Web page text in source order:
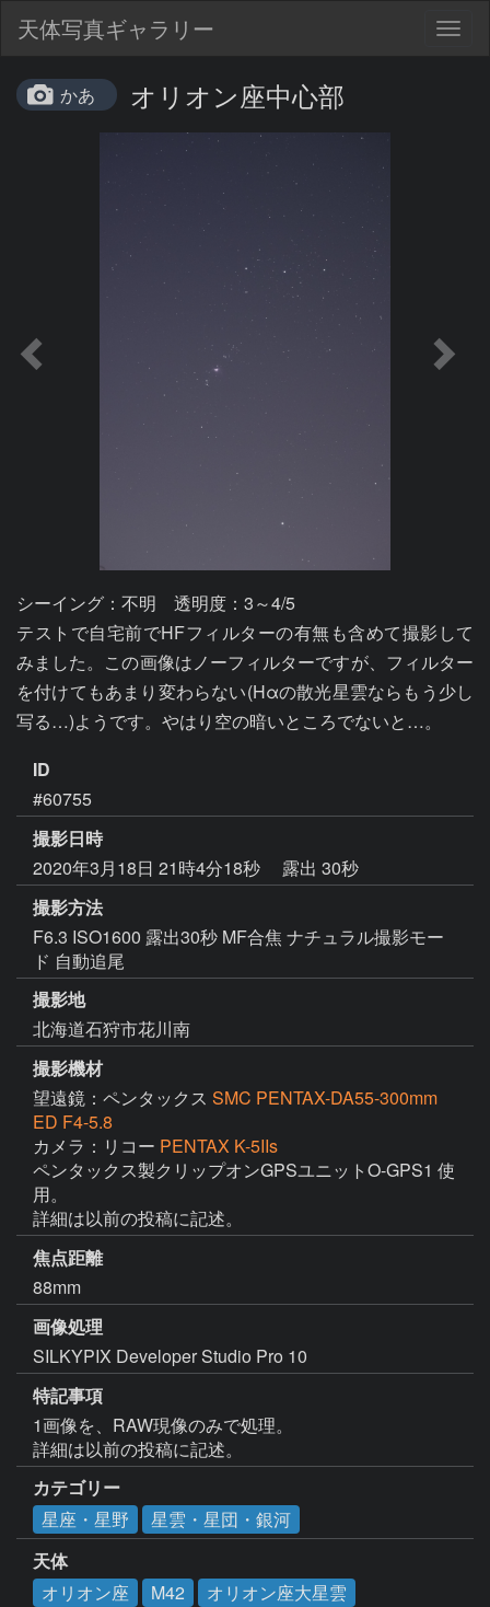
天体写真ギャラリー
かあ オリオン座中心部
シーイング：不明　透明度：3～4/5
テストで自宅前でHFフィルターの有無も含めて撮影して
みました。この画像はノーフィルターですが、フィルター
を付けてもあまり変わらない(Hαの散光星雲ならもう少し
写る…)ようです。やはり空の暗いところでないと…。
ID
#60755
撮影日時
2020年3月18日 21時4分18秒
露出 30秒
撮影方法
F6.3 ISO1600 露出30秒 MF合焦 ナチュラル撮影モー
ド 自動追尾
撮影地
北海道石狩市花川南
撮影機材
望遠鏡：ペンタックス SMC PENTAX-DA55-300mm
ED F4-5.8
カメラ：リコー PENTAX K-5IIs
ペンタックス製クリップオンGPSユニットO-GPS1 使
用。
詳細は以前の投稿に記述。
焦点距離
88mm
画像処理
SILKYPIX Developer Studio Pro 10
特記事項
1画像を、RAW現像のみで処理。
詳細は以前の投稿に記述。
カテゴリー
星座・星野
星雲・星団・銀河
天体
オリオン座
M42 オリオン座大星雲